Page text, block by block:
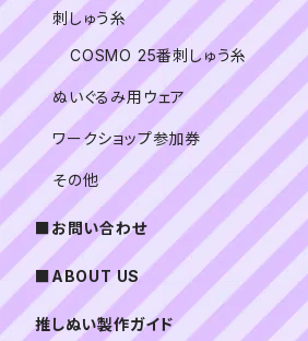
刺しゅう糸
COSMO 25番刺しゅう糸
ぬいぐるみ用ウェア
ワークショップ参加券
その他
■お問い合わせ
■ABOUT US
推しぬい製作ガイド